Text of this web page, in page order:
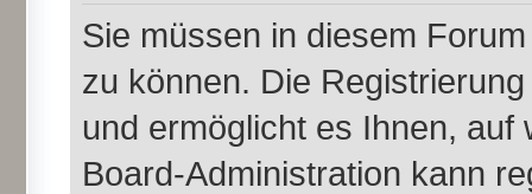
Sie müssen in diesem
zu können. Die
und ermöglicht es Ihnen,
Board-Administration kann